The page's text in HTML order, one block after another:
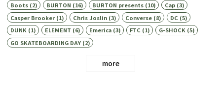
Boots(2) BURTON (16) BURTON presents(10) Cap(3)
Casper Brooker(1) Chris Joslin(3) Converse(8) DC (5)
DUNK(1) ELEMENT (6) Emerica(3) FTC (1) G-SHOCK(5)
GO SKATEBOARDING DAY(2)
more